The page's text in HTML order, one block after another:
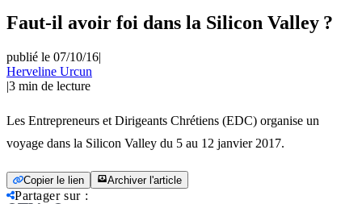
Faut-il avoir foi dans la Silicon Valley ?
publié le 07/10/16|
Herveline Urcun
|3 min de lecture
Les Entrepreneurs et Dirigeants Chrétiens (EDC) organise un
voyage dans la Silicon Valley du 5 au 12 janvier 2017.
Copier le lien Archiver l'article
Partager sur: